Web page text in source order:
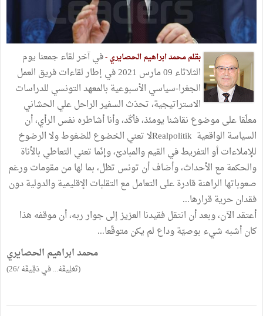
بقلم محمد ابراهيم الحصايري -في آخر لقاء جمعنا يوم
الثلاثاء 09 مارس 2021 في إطار لقاءات فريق العمل
الجغرا-سياسي الأسبوعية بالمعهد التونسي للدراسات
الاستراتيجية، تحدّث السفير الراحل علي الحشاني
معلّقا على موضوع نقاشنا يومئذ، فأكّد، وأنا أشاطره نفس الرأي، أن
السياسة الواقعية Realpolitikلا تعني الخضوع للضغوط ولا الرضوخ
للإملاءات أو التفريط في القيم والمبادئ، وإنّما تعني التعاطي بالأناة
والحكمة مع الأحداث، وأضاف أن تونس تظل، بما لها من مقومات ورغم
صعوباتها الراهنة قادرة على التعامل مع التقلبات الإقليمية والدولية دون
فقدان حرية قرارها...
أعتقد الآن، وبعد أن انتقل فقيدنا العزيز إلى جوار ربه، أن موقفه هذا
كان أشبه شيء بوصيّة وداع لم يكن متوقّعا...
محمد ابراهيم الحصايري
(تَعْلِيقَهْ... في دَقِيقَهْ /26)